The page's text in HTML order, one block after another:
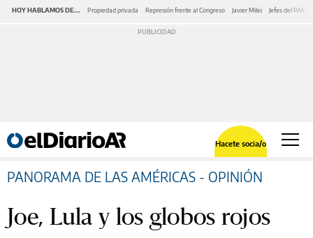
HOY HABLAMOS DE... Propiedad privada Represión frente al Congreso Javier Milei Jefes del PAMI
Hacete socia/o
PANORAMA DE LAS AMÉRICAS - OPINIÓN
Joe, Lula y los globos rojos